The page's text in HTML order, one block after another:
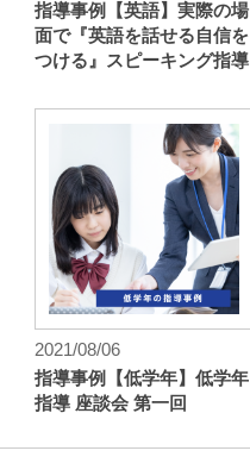
指導事例【英語】実際の場
面で『英語を話せる自信を
つける』スピーキング指導
2021/08/06
指導事例【低学年】低学年
指導 座談会 第一回